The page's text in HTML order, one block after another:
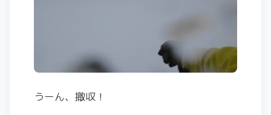
うーん、撤収！